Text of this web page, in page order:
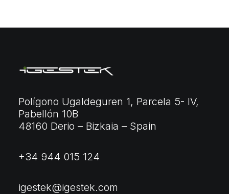
Polígono Ugaldeguren 1, Parcela 5- IV,
Pabellón 10B
48160 Derio – Bizkaia – Spain
+34 944 015 124
igestek@igestek.com